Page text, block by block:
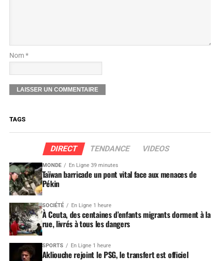
Nom *
TAGS
DIRECT TENDANCE VIDEOS
MONDE En Ligne 39 minutes
Taïwan barricade un pont vital face aux menaces de
Pékin
SOCIÉTÉ En Ligne 1 heure
À Ceuta, des centaines d’enfants migrants dorment à la
rue, livrés à tous les dangers
SPORTS En Ligne 1 heure
Akliouche rejoint le PSG, le transfert est officiel